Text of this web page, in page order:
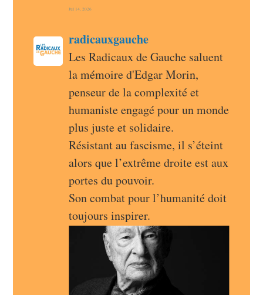
Jul 14, 2026
radicauxgauche avatar
radicauxgauchepost
Les Radicaux de Gauche saluent
la mémoire d'Edgar Morin,
penseur de la complexité et
humaniste engagé pour un monde
plus juste et solidaire.
Résistant au fascisme, il s’éteint
alors que l’extrême droite est aux
portes du pouvoir.
Son combat pour l’humanité doit
toujours inspirer.